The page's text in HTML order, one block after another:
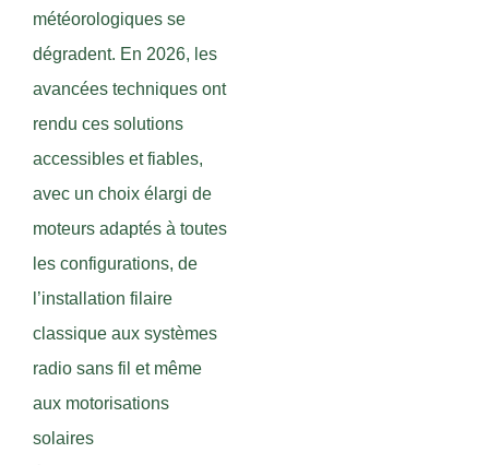
météorologiques se
dégradent. En 2026, les
avancées techniques ont
rendu ces solutions
accessibles et fiables,
avec un choix élargi de
moteurs adaptés à toutes
les configurations, de
l’installation filaire
classique aux systèmes
radio sans fil et même
aux motorisations
solaires